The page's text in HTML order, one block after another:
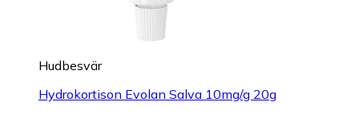
Hudbesvär
Hydrokortison Evolan Salva 10mg/g 20g